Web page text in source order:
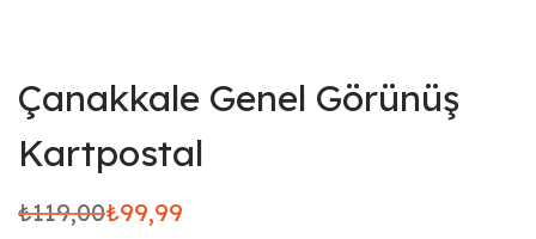
Çanakkale Genel Görünüş
Kartpostal
₺119,00
Orijinal
₺99,99
Şu